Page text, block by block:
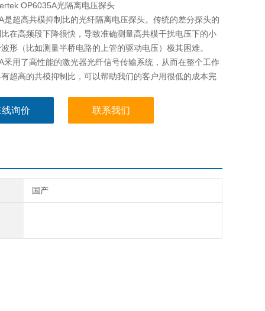
OP6035A光隔离电压探头
是超高共模抑制比的光纤隔离电压探头。传统的差分探头的
在高频段下降很快，导致准确测量高共模干扰电压下的小
形（比如测量半桥电路的上管的驱动电压）极其困难。
釆用了高性能的激光器光纤信号传输系统，从而在整个工作
超高的共模抑制比，可以帮助我们的客户用很低的成本完
询价 联系我们
国产